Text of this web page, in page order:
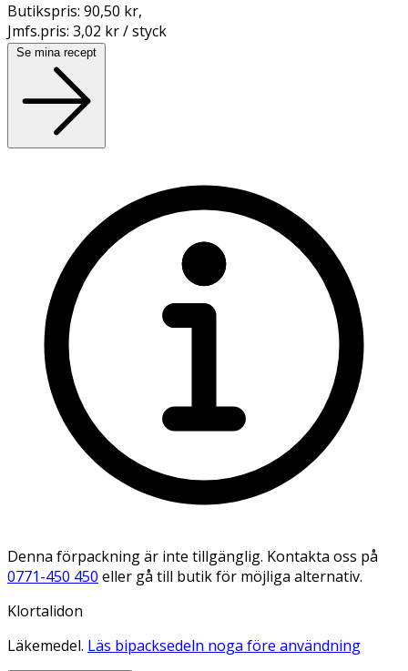
Butikspris: 90,50 kr,
Jmfs.pris: 3,02 kr / styck
Se mina recept
Denna förpackning är inte tillgänglig. Kontakta oss på
0771-450 450 eller gå till butik för möjliga alternativ.
Klortalidon
Läkemedel. Läs bipacksedeln noga före användning